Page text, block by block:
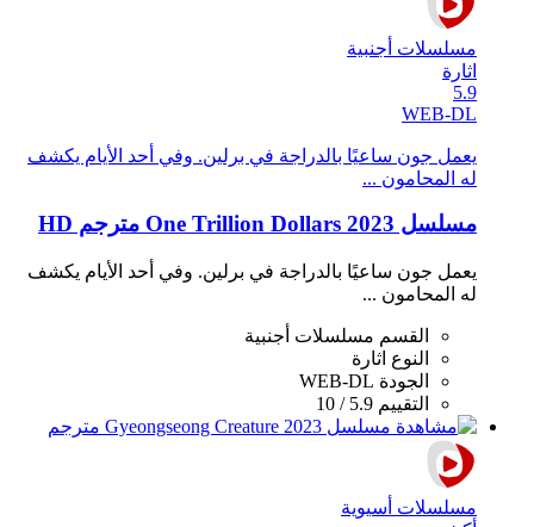
مسلسلات أجنبية
اثارة
5.9
WEB-DL
يعمل جون ساعيًا بالدراجة في برلين. وفي أحد الأيام يكشف
له المحامون ...
مسلسل One Trillion Dollars 2023 مترجم HD
يعمل جون ساعيًا بالدراجة في برلين. وفي أحد الأيام يكشف
له المحامون ...
القسم مسلسلات أجنبية
النوع اثارة
الجودة WEB-DL
التقييم 5.9 / 10
مسلسلات أسيوية